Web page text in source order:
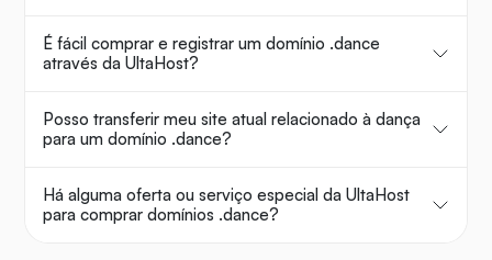
É fácil comprar e registrar um domínio .dance
através da UltaHost?
Posso transferir meu site atual relacionado à dança
para um domínio .dance?
Há alguma oferta ou serviço especial da UltaHost
para comprar domínios .dance?